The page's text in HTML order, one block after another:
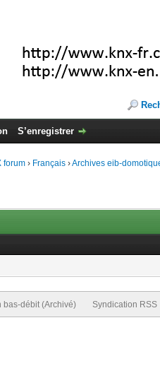
S’enregistrer
forum › Français ›Archives eib-
bas-débit (Archivé) Syndication RSS